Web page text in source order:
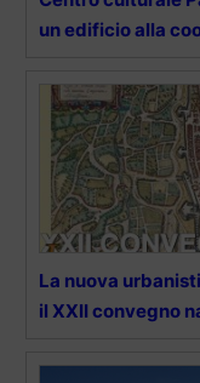
un edificio alla
La nuova
il XXII convegno